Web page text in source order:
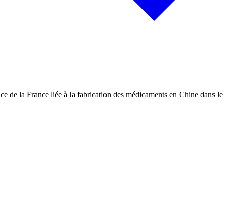
de la France liée à la fabrication des médicaments en Chine dans le